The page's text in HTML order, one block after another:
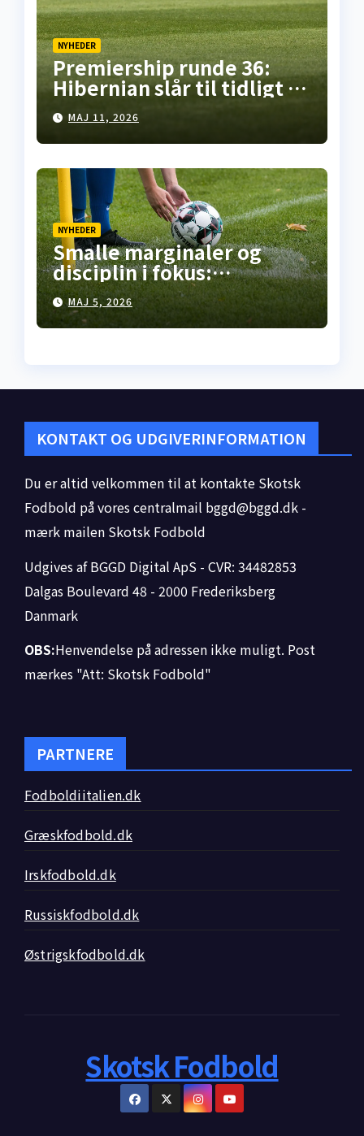
NYHEDER
Premiership runde 36:
Hibernian slår til tidligt i
Falkirk, pointdeling i
Motherwell – mens
opgøret på Celtic Park står
for døren
MAJ 11, 2026
NYHEDER
Smalle marginaler og
disciplin i fokus:
Premiership-runde 35
åbner med kneben
hjemme­sejr i Falkirk
MAJ 5, 2026
KONTAKT OG UDGIVERINFORMATION
Du er altid velkommen til at kontakte Skotsk
Fodbold på vores centralmail bggd@bggd.dk -
mærk mailen Skotsk Fodbold
Udgives af BGGD Digital ApS - CVR: 34482853
Dalgas Boulevard 48 - 2000 Frederiksberg
Danmark
OBS:Henvendelse på adressen ikke muligt. Post
mærkes "Att: Skotsk Fodbold"
PARTNERE
Fodboldiitalien.dk
Græskfodbold.dk
Irskfodbold.dk
Russiskfodbold.dk
Østrigskfodbold.dk
Skotsk Fodbold